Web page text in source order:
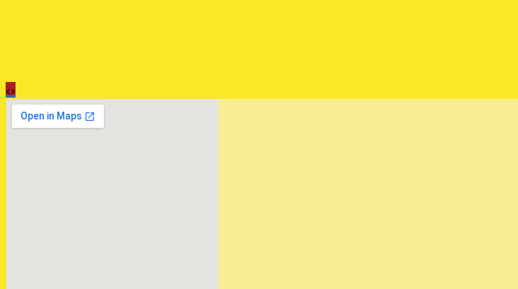
ЗАМЕНА АКПП БМВ Х3
3.0 ДИЗЕЛЬ GM 5L40E
‹›